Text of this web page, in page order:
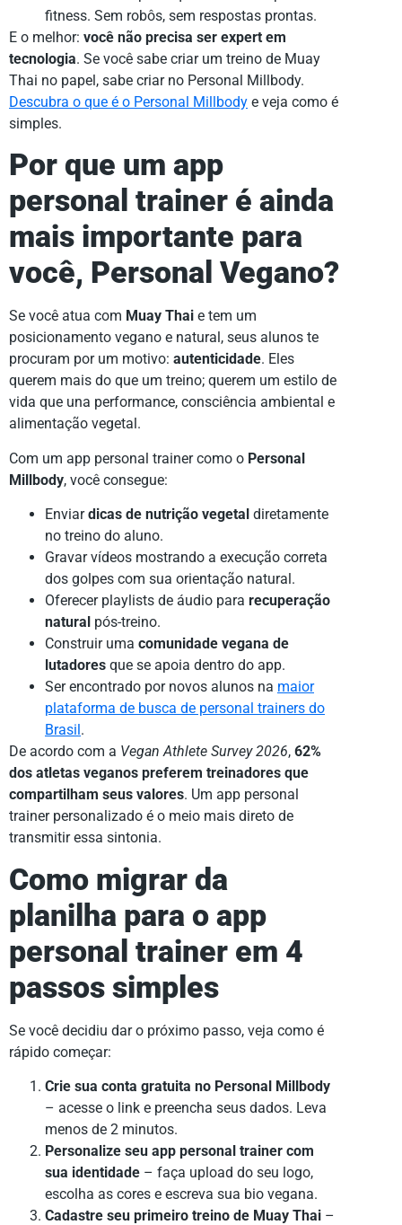
fitness. Sem robôs, sem respostas prontas.
E o melhor: você não precisa ser expert em
tecnologia. Se você sabe criar um treino de Muay
Thai no papel, sabe criar no Personal Millbody.
Descubra o que é o Personal Millbody e veja como é
simples.
Por que um app
personal trainer é ainda
mais importante para
você, Personal Vegano?
Se você atua com Muay Thai e tem um
posicionamento vegano e natural, seus alunos te
procuram por um motivo: autenticidade. Eles
querem mais do que um treino; querem um estilo de
vida que una performance, consciência ambiental e
alimentação vegetal.
Com um app personal trainer como o Personal
Millbody, você consegue:
Enviardicas de nutrição vegetal diretamente
no treino do aluno.
Gravar vídeos mostrando a execução correta
dos golpes com sua orientação natural.
Oferecer playlists de áudio para recuperação
natural pós-treino.
Construir uma comunidade vegana de
lutadores que se apoia dentro do app.
Ser encontrado por novos alunos na maior
plataforma de busca de personal trainers do
Brasil .
De acordo com a Vegan Athlete Survey 2026, 62%
dos atletas veganos preferem treinadores que
compartilham seus valores. Um app personal
trainer personalizado é o meio mais direto de
transmitir essa sintonia.
Como migrar da
planilha para o app
personal trainer em 4
passos simples
Se você decidiu dar o próximo passo, veja como é
rápido começar:
Crie sua conta gratuita no Personal Millbody
– acesse o link e preencha seus dados. Leva
menos de 2 minutos.
Personalize seu app personal trainer com
sua identidade – faça upload do seu logo,
escolha as cores e escreva sua bio vegana.
Cadastre seu primeiro treino de Muay Thai –